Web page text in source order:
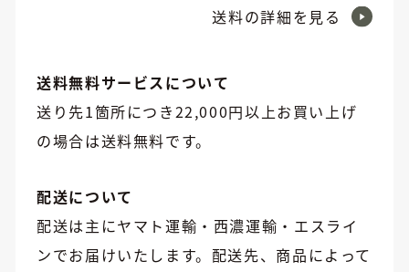
送料の詳細を見る
送料無料サービスについて
送り先1箇所につき22,000円以上お買い上げ
の場合は送料無料です。
配送について
配送は主にヤマト運輸・西濃運輸・エスライ
ンでお届けいたします。配送先、商品によって